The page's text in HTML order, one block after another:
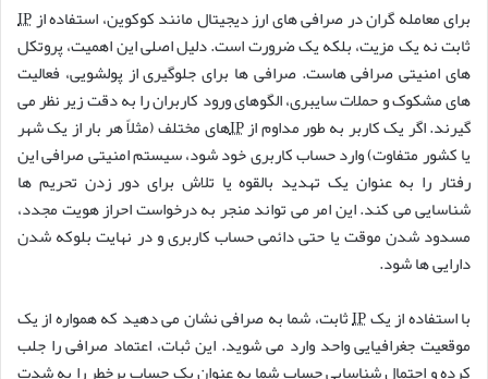
برای معامله گران در صرافی های ارز دیجیتال مانند کوکوین، استفاده ازIP
ثابت نه یک مزیت، بلکه یک ضرورت است. دلیل اصلی این اهمیت، پروتکل
های امنیتی صرافی هاست. صرافی ها برای جلوگیری از پولشویی، فعالیت
های مشکوک و حملات سایبری، الگوهای ورود کاربران را به دقت زیر نظر می
گیرند. اگر یک کاربر به طور مداوم ازIPهای مختلف (مثلاً هر بار از یک شهر
یا کشور متفاوت) وارد حساب کاربری خود شود، سیستم امنیتی صرافی این
رفتار را به عنوان یک تهدید بالقوه یا تلاش برای دور زدن تحریم ها
شناسایی می کند. این امر می تواند منجر به درخواست احراز هویت مجدد،
مسدود شدن موقت یا حتی دائمی حساب کاربری و در نهایت بلوکه شدن
دارایی ها شود.
با استفاده از یکIPثابت، شما به صرافی نشان می دهید که همواره از یک
موقعیت جغرافیایی واحد وارد می شوید. این ثبات، اعتماد صرافی را جلب
کرده و احتمال شناسایی حساب شما به عنوان یک حساب پرخطر را به شدت